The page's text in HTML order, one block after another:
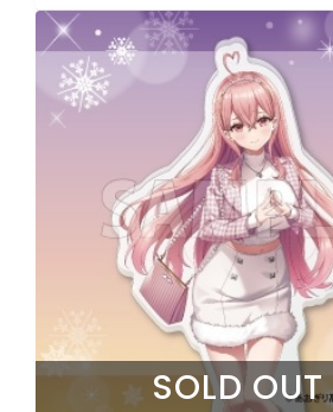
SOLD OUT